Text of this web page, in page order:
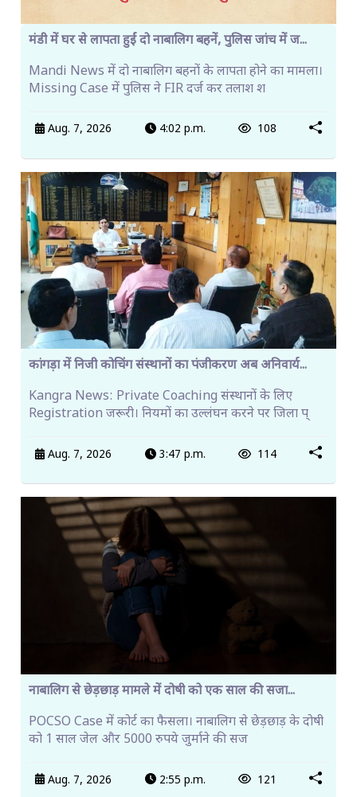
मंडी में घर से लापता हुईं दो नाबालिग बहनें, पुलिस जांच में ज...
Mandi News में दो नाबालिग बहनों के लापता होने का मामला।
Missing Case में पुलिस ने FIR दर्ज कर तलाश श
Aug. 7, 2026 4:02 p.m. 108
कांगड़ा में निजी कोचिंग संस्थानों का पंजीकरण अब अनिवार्य...
Kangra News: Private Coaching संस्थानों के लिए
Registration जरूरी। नियमों का उल्लंघन करने पर जिला प्
Aug. 7, 2026 3:47 p.m. 114
नाबालिग से छेड़छाड़ मामले में दोषी को एक साल की सजा...
POCSO Case में कोर्ट का फैसला। नाबालिग से छेड़छाड़ के दोषी
को 1 साल जेल और 5000 रुपये जुर्माने की सज
Aug. 7, 2026 2:55 p.m. 121